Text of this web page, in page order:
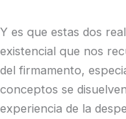
Y es que estas dos
existencial que nos
del firmamento,
conceptos se
experiencia de la